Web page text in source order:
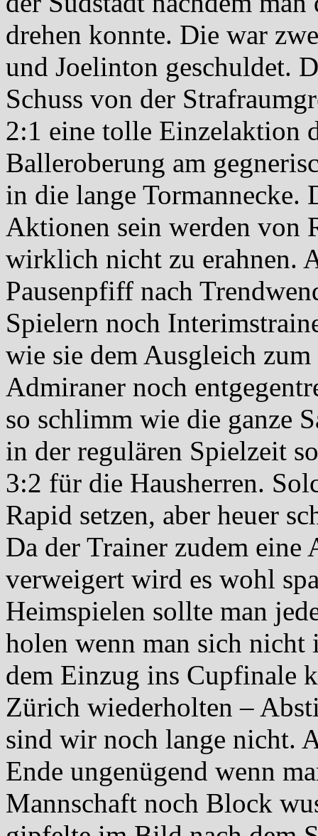
drehen konnte. Die war
und Joelinton geschuldet.
Schuss von der
2:1 eine tolle Einzelaktion
Balleroberung am
in die lange Tormannecke.
Aktionen sein werden von
wirklich nicht zu erahnen.
Pausenpfiff nach
Spielern noch
wie sie dem Ausgleich
Admiraner noch
so schlimm wie die ganze
in der regulären Spielzeit
3:2 für die Hausherren.
Rapid setzen, aber heuer
Da der Trainer zudem
verweigert wird es wohl
Heimspielen sollte man
holen wenn man sich
dem Einzug ins Cupfinale
Zürich wiederholten –
sind wir noch lange nicht.
Ende ungenügend wenn
Mannschaft noch Block